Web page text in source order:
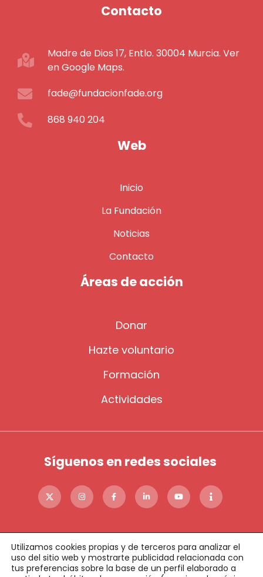
Contacto
Madre de Dios 17, Entlo. 30004 Murcia. Ver
en Google Maps.
fade@fundacionfade.org
868 940 204
Web
Inicio
La Fundación
Noticias
Contacto
Áreas de acción
Donar
Hazte voluntario
Formación
Actividades
Síguenos en redes sociales
Utilizamos cookies propias y de terceros para analizar el
uso del sitio web y mostrarte publicidad relacionada con
tus preferencias sobre la base de un perfil elaborado a